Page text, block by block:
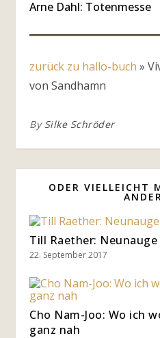
Arne Dahl: Totenmesse
zurück zu hallo-buch »
von Sandhamn
By Silke Schröder
ODER VIELLEICHT
Till Raether: Neunauge
22. September 2017
Cho Nam-Joo: Wo ich
ganz nah